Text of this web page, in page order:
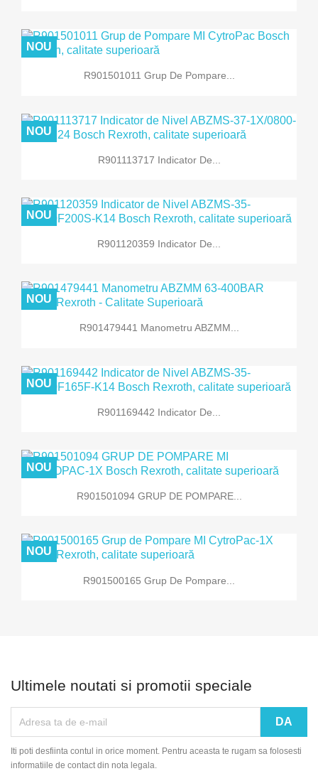
R901501011 Grup De Pompare...
NOU
R901113717 Indicator De...
NOU
R901120359 Indicator De...
NOU
R901479441 Manometru ABZMM...
NOU
R901169442 Indicator De...
NOU
R901501094 GRUP DE POMPARE...
NOU
R901500165 Grup De Pompare...
NOU
Ultimele noutati si promotii speciale
Iti poti desfiinta contul in orice moment. Pentru aceasta te rugam sa folosesti
informatiile de contact din nota legala.